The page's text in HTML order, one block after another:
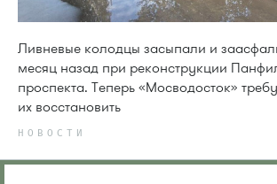
Ливневые колодцы засыпали и
месяц назад при реконструкции
проспекта. Теперь «Мосводосток»
их восстановить
НОВОСТИ